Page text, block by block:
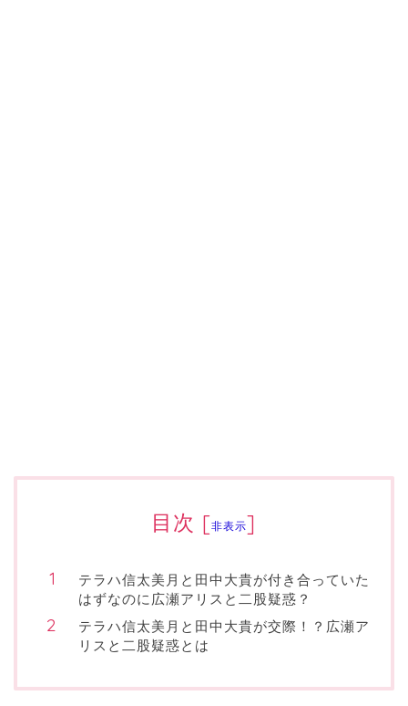
目次 [非表示]
テラハ信太美月と田中大貴が付き合っていた
はずなのに広瀬アリスと二股疑惑？
テラハ信太美月と田中大貴が交際！？広瀬ア
リスと二股疑惑とは